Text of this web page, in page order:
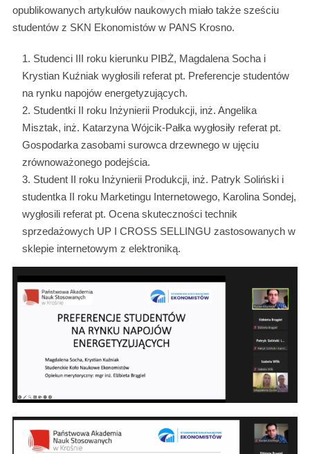
opublikowanych artykułów naukowych miało także sześciu
studentów z SKN Ekonomistów w PANS Krosno.
Studenci III roku kierunku PIBŻ, Magdalena Socha i
Krystian Kuźniak wygłosili referat pt. Preferencje studentów
na rynku napojów energetyzujących.
Studentki II roku Inżynierii Produkcji, inż. Angelika
Misztak, inż. Katarzyna Wójcik-Pałka wygłosiły referat pt.
Gospodarka zasobami surowca drzewnego w ujęciu
zrównoważonego podejścia.
Student II roku Inżynierii Produkcji, inż. Patryk Soliński i
studentka II roku Marketingu Internetowego, Karolina Sondej,
wygłosili referat pt. Ocena skuteczności technik
sprzedażowych UP I CROSS SELLINGU zastosowanych w
sklepie internetowym z elektroniką.